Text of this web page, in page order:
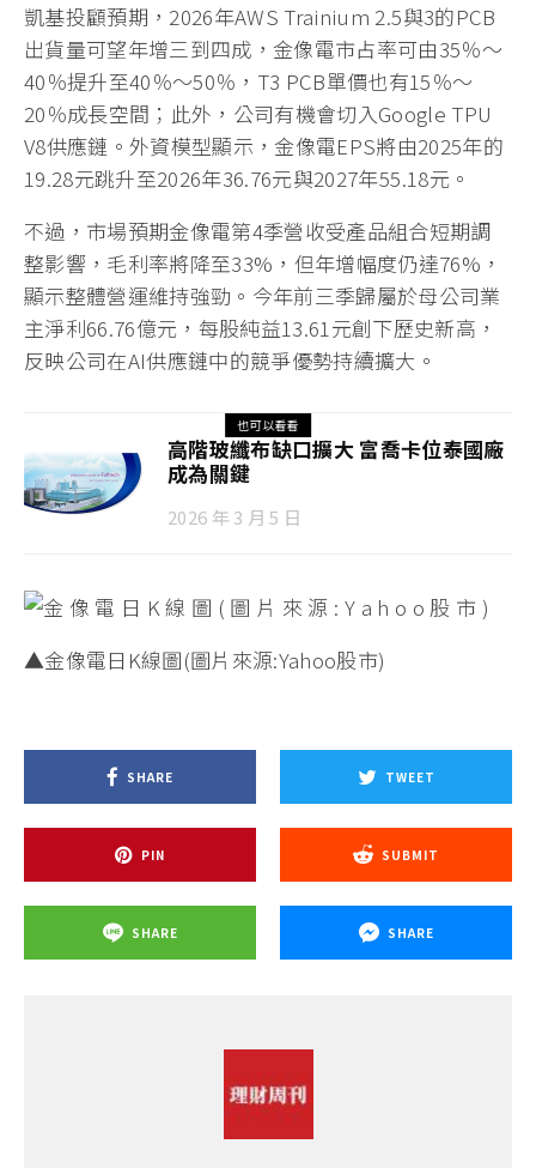
凱基投顧預期，2026年AWS Trainium 2.5與3的PCB
出貨量可望年增三到四成，金像電市占率可由35％～
40％提升至40％～50％，T3 PCB單價也有15％～
20％成長空間；此外，公司有機會切入Google TPU
V8供應鏈。外資模型顯示，金像電EPS將由2025年的
19.28元跳升至2026年36.76元與2027年55.18元。
不過，市場預期金像電第4季營收受產品組合短期調
整影響，毛利率將降至33%，但年增幅度仍達76%，
顯示整體營運維持強勁。今年前三季歸屬於母公司業
主淨利66.76億元，每股純益13.61元創下歷史新高，
反映公司在AI供應鏈中的競爭優勢持續擴大。
也可以看看
高階玻纖布缺口擴大 富喬卡位泰國廠
成為關鍵
2026 年 3 月 5 日
▲金像電日K線圖(圖片來源:Yahoo股市)
SHARE TWEET
PIN SUBMIT
SHARE SHARE